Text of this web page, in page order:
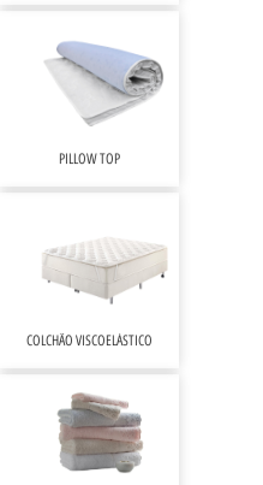
COLCHÃO VISCOELÁSTICO
PILLOW TOP